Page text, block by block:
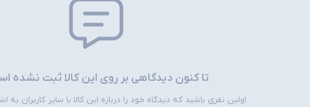
تا کنون دیدگاهی بر روی این کالا ثبت نشده
اولین نفری باشید که دیدگاه خود را درباره این کالا با سایر کاربران به